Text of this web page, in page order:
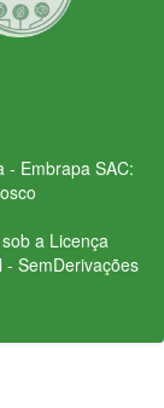
- Embrapa SAC:
a Licença
SemDerivações